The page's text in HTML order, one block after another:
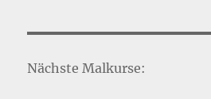
Nächste Malkurse: